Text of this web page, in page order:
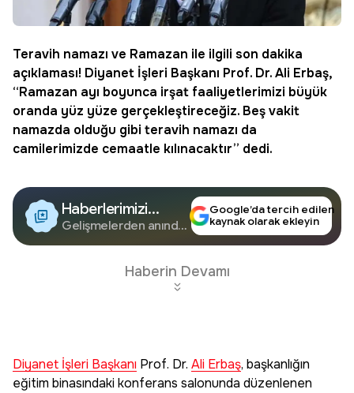
Teravih namazı ve Ramazan ile ilgili son dakika
açıklaması! Diyanet İşleri Başkanı Prof. Dr.Ali Erbaş,
“Ramazan ayı boyunca irşat faaliyetlerimizi büyük
oranda yüz yüze gerçekleştireceğiz. Beş vakit
namazda olduğu gibi teravih namazı da
camilerimizde cemaatle kılınacaktır” dedi.
Haberlerimizi
Google'da Takip
Edin
Gelişmelerden anında
Google’da tercih edilen
kaynak olarak ekleyin
Haberin Devamı
Diyanet İşleri Başkanı Prof. Dr. Ali Erbaş, başkanlığın
eğitim binasındaki konferans salonunda düzenlenen